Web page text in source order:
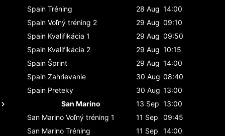
Spain Tréning 28 Aug 14:00
Spain Voľný tréning 2 29 Aug 09:10
Spain Kvalifikácia 1 29 Aug 09:50
Spain Kvalifikácia 2 29 Aug 10:15
Spain Šprint 29 Aug 14:00
Spain Zahrievanie 30 Aug 08:40
Spain Preteky 30 Aug 13:00
San Marino
13 Sep 13:00
San Marino Voľný tréning 1 11 Sep
09:45
San Marino Tréning 11 Sep
14:00